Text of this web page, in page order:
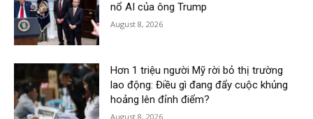
nổ AI của ông Trump
August 8, 2026
Hơn 1 triệu người Mỹ rời bỏ thị trường
lao động: Điều gì đang đẩy cuộc khủng
hoảng lên đỉnh điểm?
August 8, 2026